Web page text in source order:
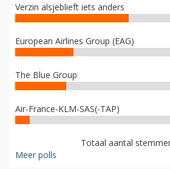
Verzin alsjeblieft iets anders
European Airlines Group (EAG)
The Blue Group
Air-France-KLM-SAS(-TAP)
Totaal aantal
Meer polls